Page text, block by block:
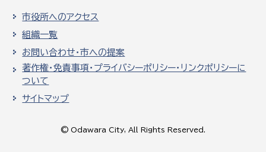
市役所へのアクセス
組織一覧
お問い合わせ・市への提案
著作権・免責事項・プライバシーポリシー・リンクポリシーに
ついて
サイトマップ
© Odawara City, All Rights Reserved.